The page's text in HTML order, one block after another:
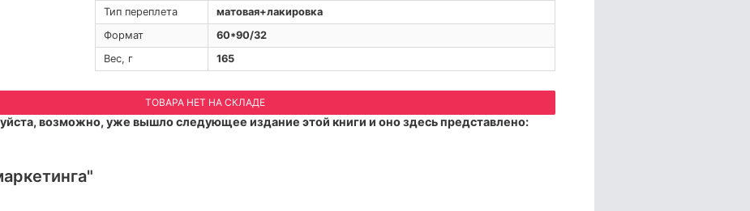
Тип переплета
матовая+лакировка
Формат
60*90/32
Вес, г
165
ТОВАРА НЕТ НА СКЛАДЕ
возможно, уже вышло следующее издание этой книги и оно здесь представлено: